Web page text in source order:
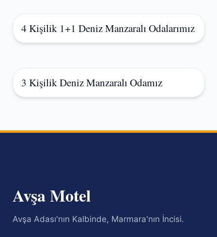
4 Kişilik 1+1 Deniz Manzaralı Odalarımız
3 Kişilik Deniz Manzaralı Odamız
Avşa Motel
Avşa Adası'nın Kalbinde, Marmara'nın İncisi.